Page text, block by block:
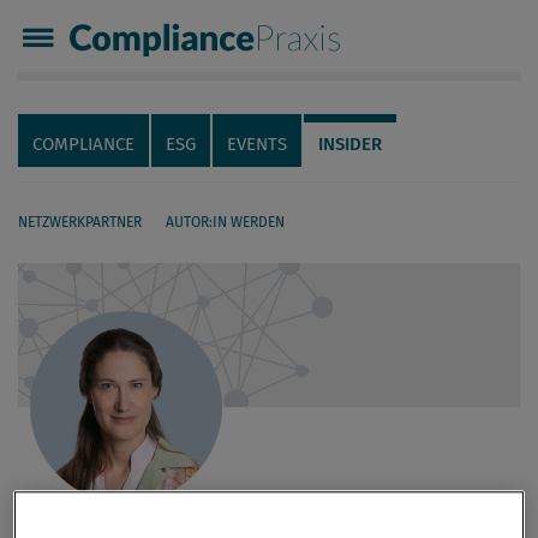
Compliance Praxis
Servicenavigation
Navigation
COMPLIANCE ESG EVENTS INSIDER
NETZWERKPARTNER AUTOR:IN WERDEN